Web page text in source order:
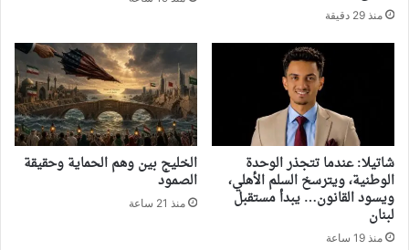
منذ 29 دقيقة
شاتيلا: عندما تتجذر الوحدة
الوطنية، ويترسخ السلم الأهلي،
ويسود القانون… يبدأ مستقبل
لبنان
منذ 19 ساعة
‏الخليج بين وهم الحماية وحقيقة
الصمود
منذ 21 ساعة